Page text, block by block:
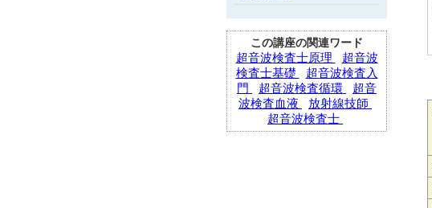
この講座の関連ワード
超音波検査士原理
超音波
検査士基礎
超音波検査入
門
超音波検査循環
超音
波検査血液
放射線技師
超音波検査士